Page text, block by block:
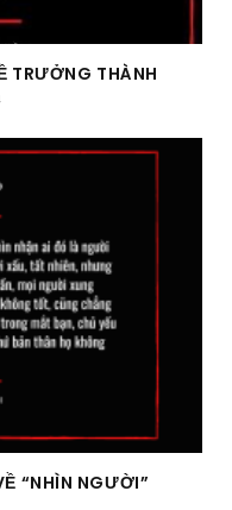
TRƯỞNG THÀNH
“NHÌN NGƯỜI”